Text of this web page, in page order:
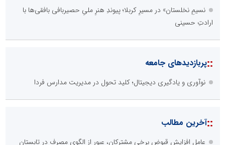
نسیمِ نخلستان» در مسیرِ کربلا؛ پیوندِ هنرِ ملیِ حصیربافی بافقی‌ها با
ارادتِ حسینی
::پربازدیدهای جامعه
نوآوری و یادگیری دیجیتال؛ کلید تحول در مدیریت مدارس فردا
::آخرین مطالب
عامل افزایش قبوض برخی مشترکان، عبور از الگوی مصرف در تابستان